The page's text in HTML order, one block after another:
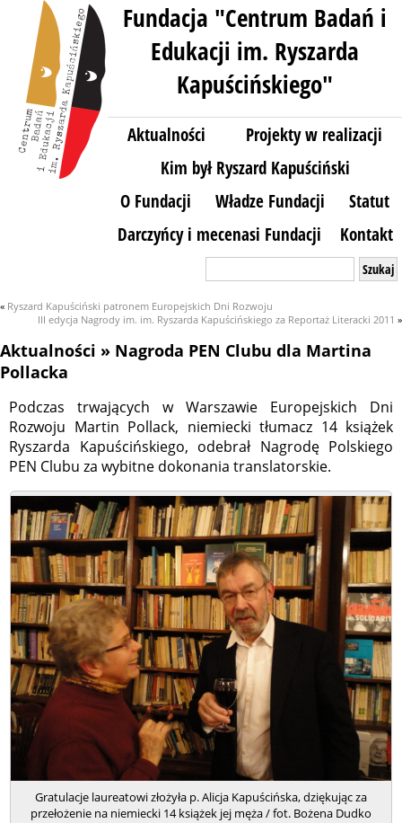
Fundacja "Centrum Badań i
Edukacji im. Ryszarda
Kapuścińskiego"
Aktualności
Projekty w realizacji
Kim był Ryszard Kapuściński
O Fundacji
Władze Fundacji
Statut
Darczyńcy i mecenasi Fundacji
Kontakt
« Ryszard Kapuściński patronem Europejskich Dni Rozwoju
III edycja Nagrody im. im. Ryszarda Kapuścińskiego za Reportaż Literacki 2011 »
Aktualności » Nagroda PEN Clubu dla Martina
Pollacka
Podczas trwających w Warszawie Europejskich Dni
Rozwoju Martin Pollack, niemiecki tłumacz 14 książek
Ryszarda Kapuścińskiego, odebrał Nagrodę Polskiego
PEN Clubu za wybitne dokonania translatorskie.
Gratulacje laureatowi złożyła p. Alicja Kapuścińska, dziękując za
przełożenie na niemiecki 14 książek jej męża / fot. Bożena Dudko